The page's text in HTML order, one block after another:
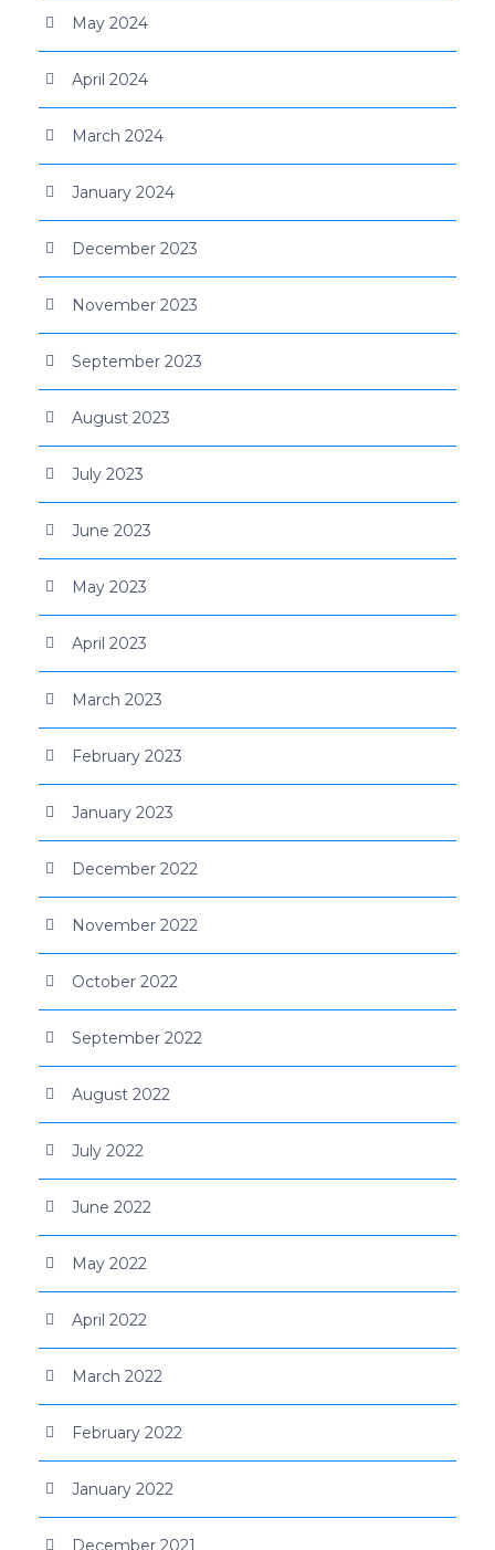
May 2024
April 2024
March 2024
January 2024
December 2023
November 2023
September 2023
August 2023
July 2023
June 2023
May 2023
April 2023
March 2023
February 2023
January 2023
December 2022
November 2022
October 2022
September 2022
August 2022
July 2022
June 2022
May 2022
April 2022
March 2022
February 2022
January 2022
December 2021